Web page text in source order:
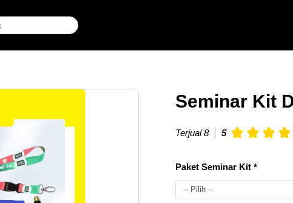
Seminar Kit
Terjual 8 5
Paket Seminar Kit *
-- Pilih --